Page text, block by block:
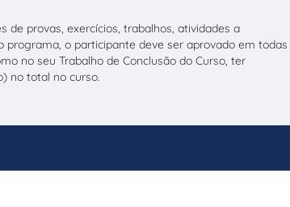
de provas, exercícios, trabalhos, atividades a
o participante deve ser aprovado em todas
no seu Trabalho de Conclusão do Curso, ter
no total no curso.